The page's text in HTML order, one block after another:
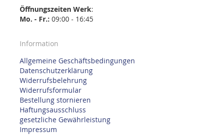
Öffnungszeiten Werk:
Mo. - Fr.: 09:00 - 16:45
Information
Allgemeine Geschäftsbedingungen
Datenschutzerklärung
Widerrufsbelehrung
Widerrufsformular
Bestellung stornieren
Haftungsausschluss
gesetzliche Gewährleistung
Impressum